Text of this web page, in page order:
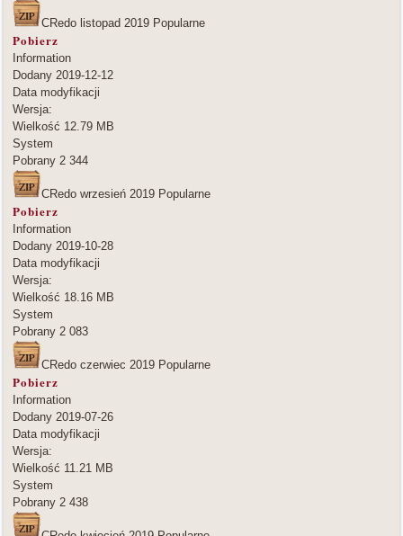
CRedo listopad 2019 Popularne
Pobierz
Information
Dodany 2019-12-12
Data modyfikacji
Wersja:
Wielkość 12.79 MB
System
Pobrany 2 344
CRedo wrzesień 2019 Popularne
Pobierz
Information
Dodany 2019-10-28
Data modyfikacji
Wersja:
Wielkość 18.16 MB
System
Pobrany 2 083
CRedo czerwiec 2019 Popularne
Pobierz
Information
Dodany 2019-07-26
Data modyfikacji
Wersja:
Wielkość 11.21 MB
System
Pobrany 2 438